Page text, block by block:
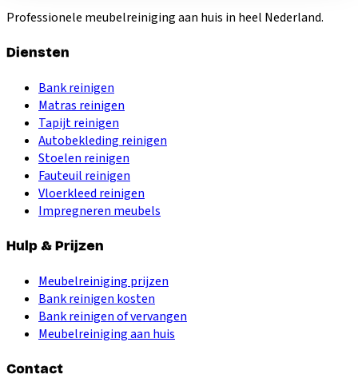
Professionele meubelreiniging aan huis in heel Nederland.
Diensten
Bank reinigen
Matras reinigen
Tapijt reinigen
Autobekleding reinigen
Stoelen reinigen
Fauteuil reinigen
Vloerkleed reinigen
Impregneren meubels
Hulp & Prijzen
Meubelreiniging prijzen
Bank reinigen kosten
Bank reinigen of vervangen
Meubelreiniging aan huis
Contact